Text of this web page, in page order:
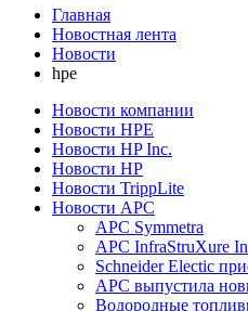
Главная
Новостная лента
Новости
hpe
Новости компании
Новости HPE
Новости HP Inc.
Новости HP
Новости TrippLite
Новости APC
APC Symmetra
APC InfraStruXure
Schneider Electic
APC выпустила
Водородные